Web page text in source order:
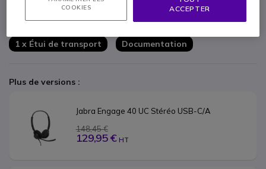
1 x Jabra Engage 40 UC Mono USB-C/A
1 x Câble avec télécommande intégrée
1 x Étui de transport
Documentation
Plus de versions :
148,45 €
129,95 € HT
COOKIES
ACCEPTER